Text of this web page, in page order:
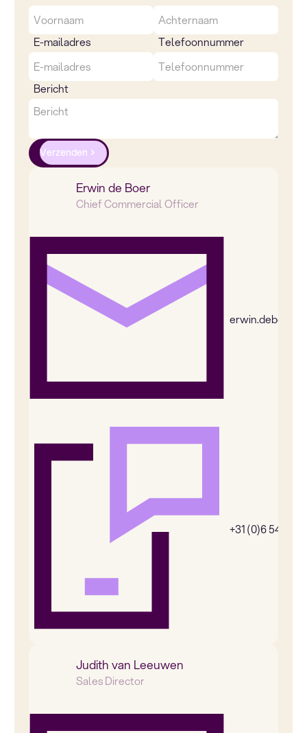
Erwin de Boer
Chief Commercial Officer
+31 (0)6
Judith van Leeuwen
Sales Director
E-mailadres Telefoonnummer
Bericht
Verzenden